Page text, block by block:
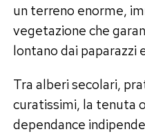
un terreno enorme,
vegetazione che
lontano dai paparazzi
Tra alberi secolari,
curatissimi, la tenuta
dependance